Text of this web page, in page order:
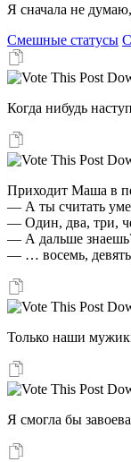
Я сначала не
Смешные статусы
Когда нибудь
Пpиходит Маша в
— А ты считать
— Один, два, тpи,
— А дальше
— … восемь, девять,
Только наши
Я смогла бы